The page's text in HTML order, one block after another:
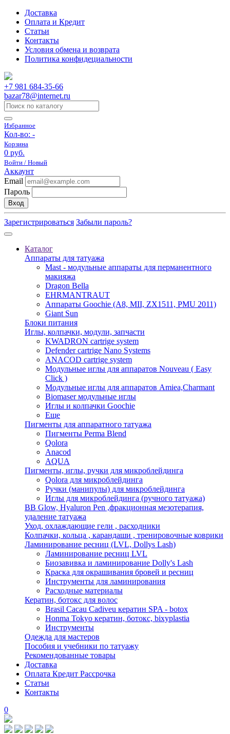
Доставка
Оплата и Кредит
Статьи
Контакты
Условия обмена и возврата
Политика конфидециальности
+7 981 684-35-66
bazar78@internet.ru
Избранное
Кол-во: -
Корзина
0 руб.
Войти / Новый
Аккаунт
Email
Пароль
Вход
Зарегистрироваться Забыли пароль?
Каталог
Аппараты для татуажа
Mast - модульные аппараты для перманентного
макияжа
Dragon Bella
EHRMANTRAUT
Аппараты Goochie (A8, MII, ZX1511, PMU 2011)
Giant Sun
Блоки питания
Иглы, колпачки, модули, запчасти
KWADRON cartrige system
Defender cartrige Nano Systems
ANACOD cartrige system
Модульные иглы для аппаратов Nouveau ( Easy
Click )
Модульные иглы для аппаратов Amiea,Charmant
Biomaser модульные иглы
Иглы и колпачки Goochie
Еще
Пигменты для аппаратного татуажа
Пигменты Perma Blend
Qolora
Anacod
AQUA
Пигменты, иглы, ручки для микроблейдинга
Qolora для микроблейдинга
Ручки (манипулы) для микроблейдинга
Иглы для микроблейдинга (ручного татуажа)
BB Glow, Hyaluron Pen ,фракционная мезотерапия,
удаление татуажа
Уход, охлаждающие гели , расходники
Колпачки, кольца , карандаши , тренировочные коврики
Ламинирование ресниц (LVL, Dollys Lash)
Ламинирование ресниц LVL
Биозавивка и ламинирование Dolly's Lash
Краска для окрашивания бровей и ресниц
Инструменты для ламинирования
Расходные материалы
Кератин, ботокс для волос
Brasil Cacau Cadiveu кератин SPA - botox
Honma Tokyo кератин, ботокс, bixyplastia
Инструменты
Одежда для мастеров
Пособия и учебники по татуажу
Рекомендованные товары
Доставка
Оплата Кредит Рассрочка
Статьи
Контакты
0